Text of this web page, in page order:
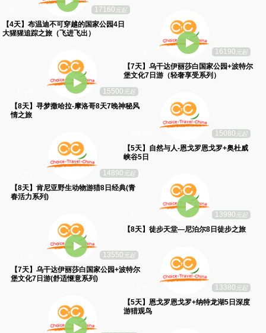
17160元起
【4天】布温迪不可穿越的国家公园4日
大猩猩追踪之旅（飞进飞出）
16190元起
【7天】乌干达伊丽莎白国家公园+波特尔
堡文化7日游（轻奢享受系列）
15500元起
【8天】寻梦撒哈拉-摩洛哥8天7晚神秘风
情之旅
15080元起
【5天】自然与人-恩戈罗恩戈罗+奥杜威
峡谷5日
14890元起
【8天】肯尼亚野生动物游猎8日经典(青
春活力系列)
13990元起
【8天】徒步天堂—尼泊尔8日徒步之旅
13550元起
【7天】乌干达伊丽莎白国家公园+波特尔
堡文化7日游(舒适惬意系列)
13380元起
【5天】恩戈罗恩戈罗+纳特龙湖5日深度
游猎观鸟